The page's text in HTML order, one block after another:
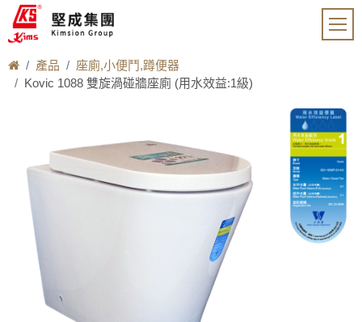
產品
座廁,小便鬥,蹲便器
Kovic 1088 雙旋渦碰牆座廁 (用水效益:1級)